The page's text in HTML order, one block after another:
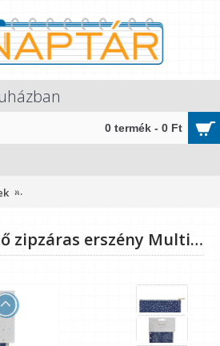
0 termék - 0 Ft
Filofax lefűzhető zipzáras erszény Multifit Indigo